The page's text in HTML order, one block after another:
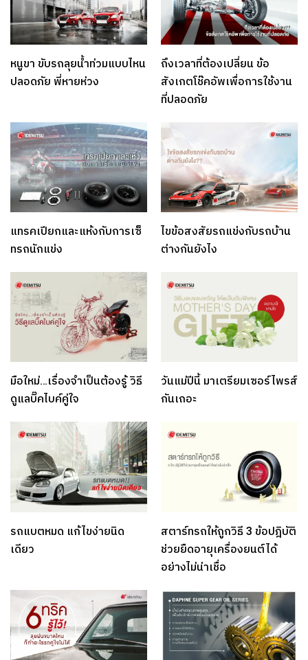
หนูขา ขับรถลุยน้ำท่วมแบบไหน
ปลอดภัย พี่หายห่วง
ถึงเวลาที่ต้องเปลี่ยน ข้อ
สังเกตโช๊คอัพเพื่อการใช้งาน
ที่ปลอดภัย
แทรคเปียกและแห้งกับการเซ็
ทรถนักแข่ง
ไขข้อสงสัยรถแข่งกับรถบ้าน
ต่างกันยังไง
มือใหม่…เรื่องจำเป็นต้องรู้ วิธี
ดูแลบิ๊คไบค์คู่ใจ
วันแม่ปีนี้ มาเตรียมเซอร์ไพรส์
กันเถอะ
รถแบตหมด แก้ไขง่ายนิด
เดียว
สตาร์ทรถให้ถูกวิธี 3 ข้อปฎิบัติ
ช่วยยืดอายุเครื่องยนต์ได้
อย่างไม่น่าเชื่อ